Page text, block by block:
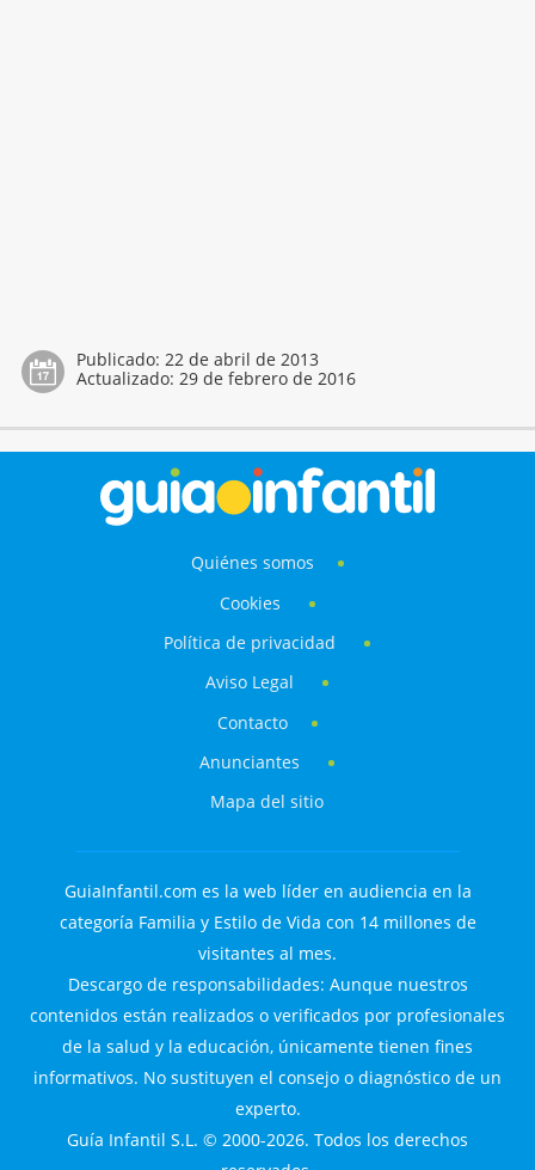
Publicado: 22 de abril de 2013
Actualizado: 29 de febrero de 2016
Quiénes somos
Cookies
Política de privacidad
Aviso Legal
Contacto
Anunciantes
Mapa del sitio
GuiaInfantil.com es la web líder en audiencia en la
categoría Familia y Estilo de Vida con 14 millones de
visitantes al mes.
Descargo de responsabilidades: Aunque nuestros
contenidos están realizados o verificados por profesionales
de la salud y la educación, únicamente tienen fines
informativos. No sustituyen el consejo o diagnóstico de un
experto.
Guía Infantil S.L. © 2000-2026. Todos los derechos